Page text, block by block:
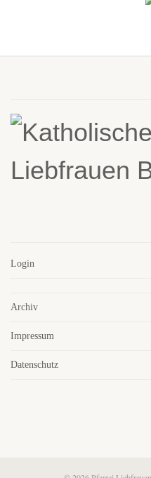
Login
Archiv
Impressum
Datenschutz